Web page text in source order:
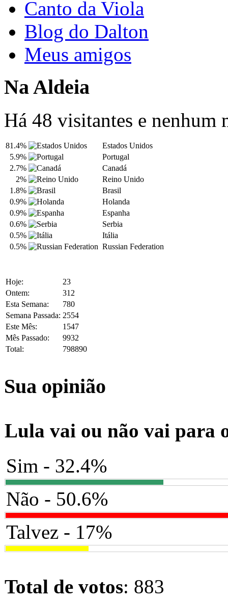
Canto da Viola
Blog do Dalton
Meus amigos
Na Aldeia
Há 48 visitantes e nenhum
81.4%
Estados Unidos
5.9%
Portugal
2.7%
Canadá
2%
Reino Unido
1.8%
Brasil
0.9%
Holanda
0.9%
Espanha
0.6%
Serbia
0.5%
Itália
0.5%
Russian Federation
Hoje:
23
Ontem:
312
Esta Semana:
780
Semana Passada: 2554
Este Mês:
1547
Mês Passado:
9932
Total:
798890
Sua opinião
Lula vai ou não vai para
Sim - 32.4%
Não - 50.6%
Talvez - 17%
Total de votos: 883